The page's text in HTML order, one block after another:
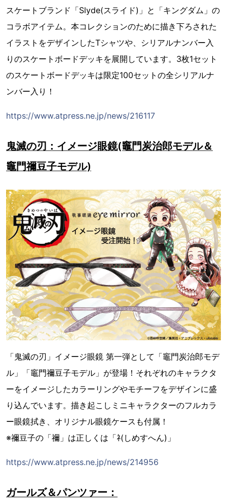
スケートブランド「Slyde(スライド)」と「キングダム」の
コラボアイテム。本コレクションのために描き下ろされた
イラストをデザインしたTシャツや、シリアルナンバー入
りのスケートボードデッキを展開しています。3枚1セット
のスケートボードデッキは限定100セットの全シリアルナ
ンバー入り！
https://www.atpress.ne.jp/news/216117
鬼滅の刃：イメージ眼鏡(竈門炭治郎モデル＆
竈門禰豆子モデル)
「鬼滅の刃」イメージ眼鏡 第一弾として「竈門炭治郎モデ
ル」「竈門禰豆子モデル」が登場！それぞれのキャラクタ
ーをイメージしたカラーリングやモチーフをデザインに盛
り込んでいます。描き起こしミニキャラクターのフルカラ
ー眼鏡拭き、オリジナル眼鏡ケースも付属！
※禰豆子の「禰」は正しくは「ﾈ(しめすへん)」
https://www.atpress.ne.jp/news/214956
ガールズ＆パンツァー：